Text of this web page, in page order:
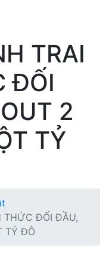
TRAI
ĐỐI
2
TỶ
THỨC ĐỐI ĐẦU,
TỶ ĐÔ